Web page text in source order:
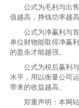
公式为毛利与出售
值越高，挣钱功率越高
公式为净赢利与首
单位财物能取得净赢
的盈余才能越强。
公式为税后赢利与
水平，用以衡量公司
带来的收益越高。
郑重声明：本网站